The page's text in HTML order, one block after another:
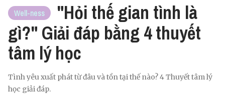
Well-ness
"Hỏi thế gian tình là
gì?" Giải đáp bằng 4 thuyết
tâm lý học
Tình yêu xuất phát từ đâu và tồn tại thế nào? 4 Thuyết tâm lý
học giải đáp.